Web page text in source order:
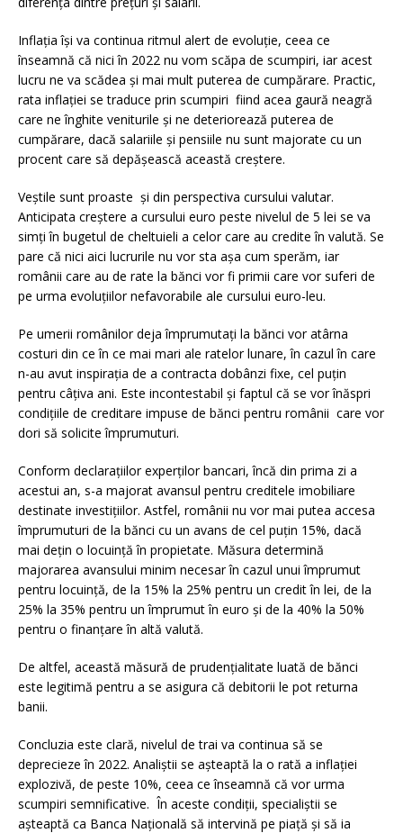
Inflația își va continua ritmul alert de evoluție, ceea ce
înseamnă că nici în 2022 nu vom scăpa de scumpiri, iar acest
lucru ne va scădea și mai mult puterea de cumpărare. Practic,
rata inflației se traduce prin scumpiri fiind acea gaură neagră
care ne înghite veniturile și ne deteriorează puterea de
cumpărare, dacă salariile și pensiile nu sunt majorate cu un
procent care să depășească această creștere.
Veștile sunt proaste și din perspectiva cursului valutar.
Anticipata creştere a cursului euro peste nivelul de 5 lei se va
simți în bugetul de cheltuieli a celor care au credite în valută. Se
pare că nici aici lucrurile nu vor sta așa cum sperăm, iar
românii care au de rate la bănci vor fi primii care vor suferi de
pe urma evoluțiilor nefavorabile ale cursului euro-leu.
Pe umerii românilor deja împrumutați la bănci vor atârna
costuri din ce în ce mai mari ale ratelor lunare, în cazul în care
n-au avut inspirația de a contracta dobânzi fixe, cel puțin
pentru câțiva ani. Este incontestabil și faptul că se vor înăspri
condițiile de creditare impuse de bănci pentru românii care vor
dori să solicite împrumuturi.
Conform declarațiilor experților bancari, încă din prima zi a
acestui an, s-a majorat avansul pentru creditele imobiliare
destinate investițiilor. Astfel, românii nu vor mai putea accesa
împrumuturi de la bănci cu un avans de cel puțin 15%, dacă
mai dețin o locuință în propietate. Măsura determină
majorarea avansului minim necesar în cazul unui împrumut
pentru locuință, de la 15% la 25% pentru un credit în lei, de la
25% la 35% pentru un împrumut în euro și de la 40% la 50%
pentru o finanțare în altă valută.
De altfel, această măsură de prudențialitate luată de bănci
este legitimă pentru a se asigura că debitorii le pot returna
banii.
Concluzia este clară, nivelul de trai va continua să se
deprecieze în 2022. Analiștii se așteaptă la o rată a inflației
explozivă, de peste 10%, ceea ce înseamnă că vor urma
scumpiri semnificative. În aceste condiții, specialiștii se
așteaptă ca Banca Națională să intervină pe piață și să ia